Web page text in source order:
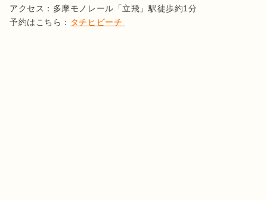
アクセス：多摩モノレール「立飛」駅徒歩約1分
予約はこちら： タチヒビーチ